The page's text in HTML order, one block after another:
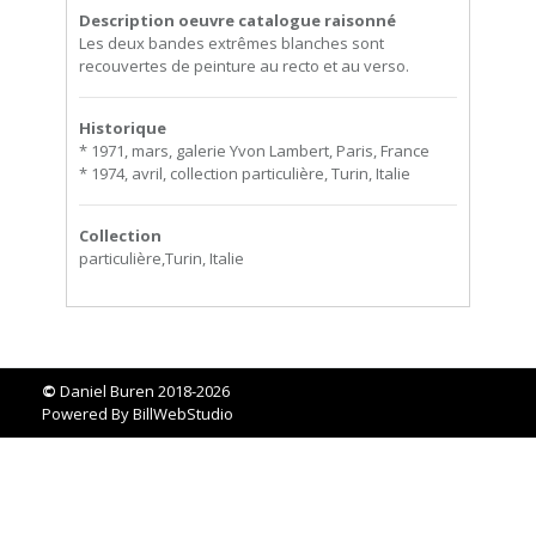
Description oeuvre catalogue raisonné
Les deux bandes extrêmes blanches sont
recouvertes de peinture au recto et au verso.
Historique
* 1971, mars, galerie Yvon Lambert, Paris, France
* 1974, avril, collection particulière, Turin, Italie
Collection
particulière,Turin, Italie
© Daniel Buren 2018-2026
Powered ByBillWebStudio